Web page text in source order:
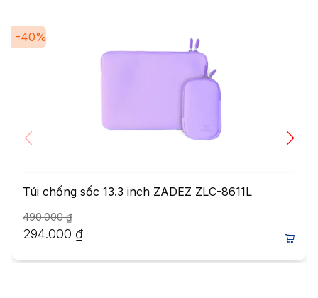
-40%
Túi chống sốc 13.3 inch ZADEZ ZLC-8611L
490.000₫
294.000 ₫